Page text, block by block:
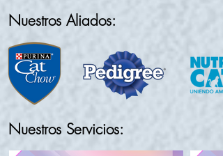
Nuestros Aliados:
Nuestros Servicios: